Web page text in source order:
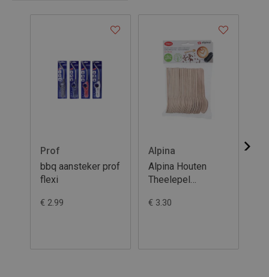
Prof
bbq aansteker prof
flexi
€ 2.99
Alpina
Alpina Houten
Theelepel
€ 3.30